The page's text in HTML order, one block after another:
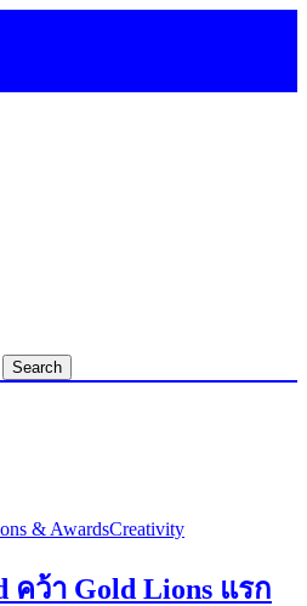
Search
& AwardsCreativity
คว้า Gold Lions แรก